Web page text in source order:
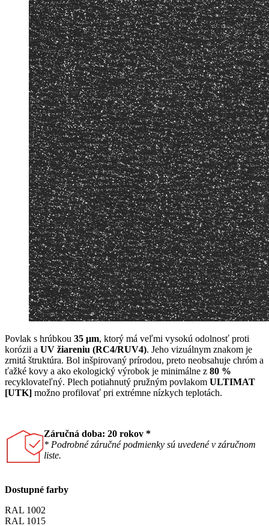
Povlak s hrúbkou 35 μm, ktorý má veľmi vysokú odolnosť proti
korózii a UV žiareniu (RC4/RUV4). Jeho vizuálnym znakom je
zrnitá štruktúra. Bol inšpirovaný prírodou, preto neobsahuje chróm a
ťažké kovy a ako ekologický výrobok je minimálne z 80 %
recyklovateľný. Plech potiahnutý pružným povlakom ULTIMAT
[UTK] možno profilovať pri extrémne nízkych teplotách.
Záručná doba: 20 rokov *
* Podrobné záručné podmienky sú uvedené v záručnom
liste.
Dostupné farby
RAL 1002
RAL 1015